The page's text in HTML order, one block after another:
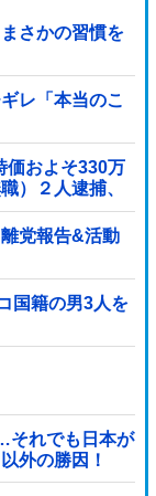
さかの習慣を
レ「本当のこ
価およそ330万
）２人逮捕、
...
党報告&活動
国籍の男3人を
それでも日本が
外の勝因！